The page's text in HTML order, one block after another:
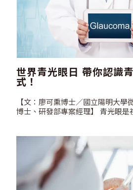
世界青光眼日 帶你認識
式！
【文：廖可熏博士／國立陽明大學
博士、研發部專案經理】 青光眼是視力可怕的隱形殺手，
解。 根據世界衛生組織（WHO）